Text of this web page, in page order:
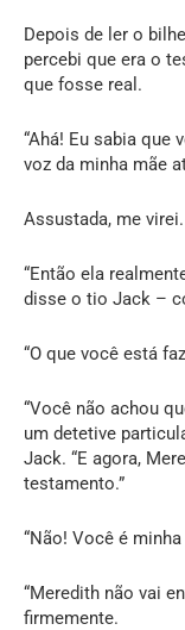
Depois de ler o
percebi que era o
que fosse real.
“Ahá! Eu sabia que
voz da minha mãe
Assustada, me
“Então ela
disse o tio Jack –
“O que você está
“Você não achou
um detetive
Jack. “E agora,
testamento.”
“Não! Você é
“Meredith não vai
firmemente.